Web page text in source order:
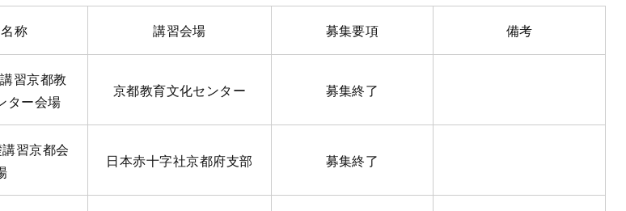
称 講習会場 募集要項 備考
習京都教
ター会場
京都教育文化センター 募集終了
習京都会
日本赤十字社京都府支部 募集終了